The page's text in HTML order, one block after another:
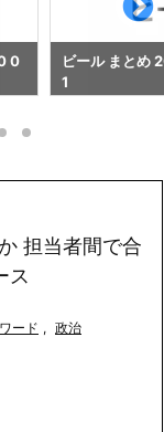
検索
0
ビール まと
1
担当者間で合
ス
ード , 政治